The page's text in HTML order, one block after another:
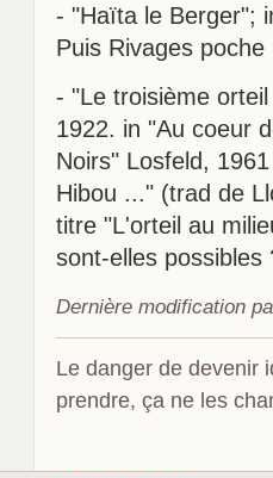
- "Haïta le Berger";
Puis Rivages
- "Le troisième
1922. in "Au coeur
Noirs" Losfeld,
Hibou ..." (trad de
titre "L'orteil au
sont-elles possibles
Dernière modification
Le danger de devenir
prendre, ça ne les